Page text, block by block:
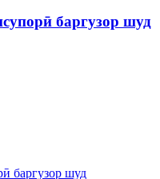
баргузор шуд